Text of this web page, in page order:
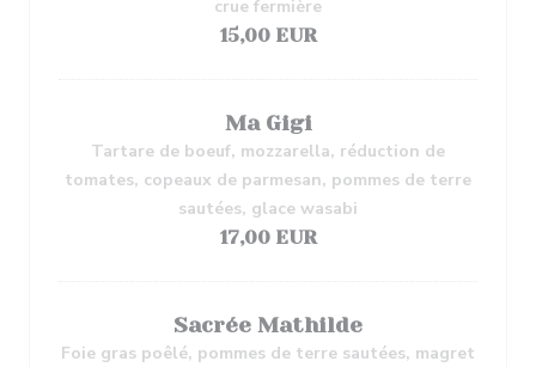
crue fermière
15,00 EUR
Ma Gigi
Tartare de boeuf, mozzarella, réduction de
tomates, copeaux de parmesan, pommes de terre
sautées, glace wasabi
17,00 EUR
Sacrée Mathilde
Foie gras poêlé, pommes de terre sautées, magret